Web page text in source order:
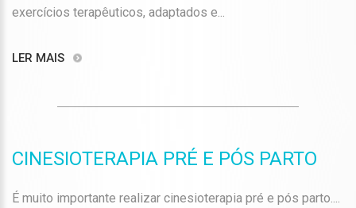
exercícios terapêuticos, adaptados e...
LER MAIS
CINESIOTERAPIA PRÉ E PÓS PARTO
É muito importante realizar cinesioterapia pré e pós parto....